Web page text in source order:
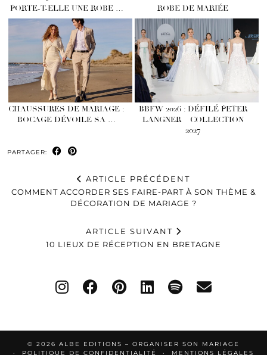
PORTE-T-ELLE UNE ROBE …
ROBE DE MARIÉE
CHAUSSURES DE MARIAGE :
BOCAGE DÉVOILE SA …
BBFW 2026 : DÉFILÉ PETER
LANGNER – COLLECTION
2027
PARTAGER:
ARTICLE PRÉCÉDENT
COMMENT ACCORDER SES FAIRE-PART À SON THÈME &
DÉCORATION DE MARIAGE ?
ARTICLE SUIVANT
10 LIEUX DE RÉCEPTION EN BRETAGNE
© 2026 ALBE EDITIONS – ORGANISER SON MARIAGE
POLITIQUE DE CONFIDENTIALITÉ
MENTIONS LÉGALES